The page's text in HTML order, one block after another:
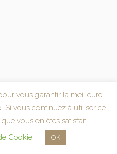
vous garantir la meilleure
Si vous continuez à utiliser ce
vous en êtes satisfait.
Cookie
OK